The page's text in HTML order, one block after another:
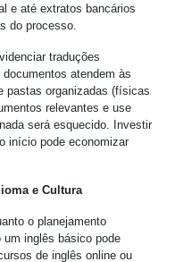
e até extratos bancários
do processo.
traduções
atendem às
pastas organizadas (físicas
relevantes e use
será esquecido. Investir
início pode economizar
e Cultura
o planejamento
inglês básico pode
de inglês online ou